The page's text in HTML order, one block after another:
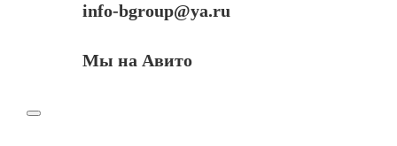
info-bgroup@ya.ru
Мы на Авито